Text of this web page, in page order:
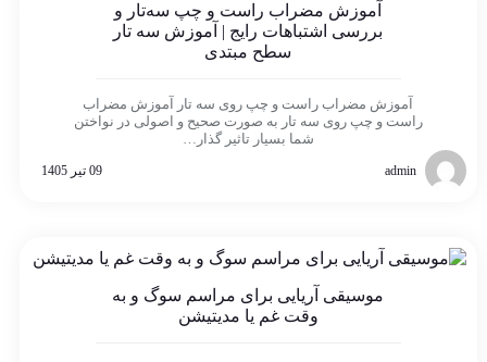
آموزش مضراب راست و چپ سه‌تار و
بررسی اشتباهات رایج | آموزش سه تار
سطح مبتدی
آموزش مضراب راست و چپ روی سه تار آموزش مضراب
راست و چپ روی سه تار به صورت صحیح و اصولی در نواختن
شما بسیار تاثیر گذار…
admin 09 تیر 1405
موسیقی آریایی برای مراسم سوگ و به
وقت غم یا مدیتیشن